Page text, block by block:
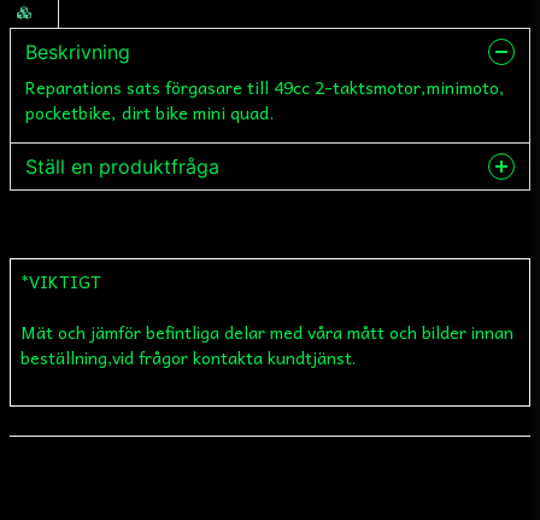
Beskrivning
Reparations sats förgasare till 49cc 2-taktsmotor,minimoto,
pocketbike, dirt bike mini quad.
Ställ en produktfråga
name
Namn
email
*VIKTIGT
Mät och jämför befintliga delar med våra mått och bilder innan
beställning,vid frågor kontakta kundtjänst.